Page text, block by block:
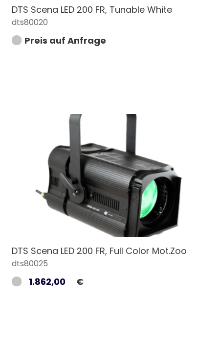
DTS Scena LED 200 FR, Tunable White
dts80020
Preis auf Anfrage
DTS Scena LED 200 FR, Full Color Mot.Zoo
dts80025
1.862,00 €